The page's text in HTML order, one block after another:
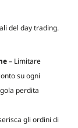
del day trading.
– Limitare
su ogni
perdita
gli ordini di